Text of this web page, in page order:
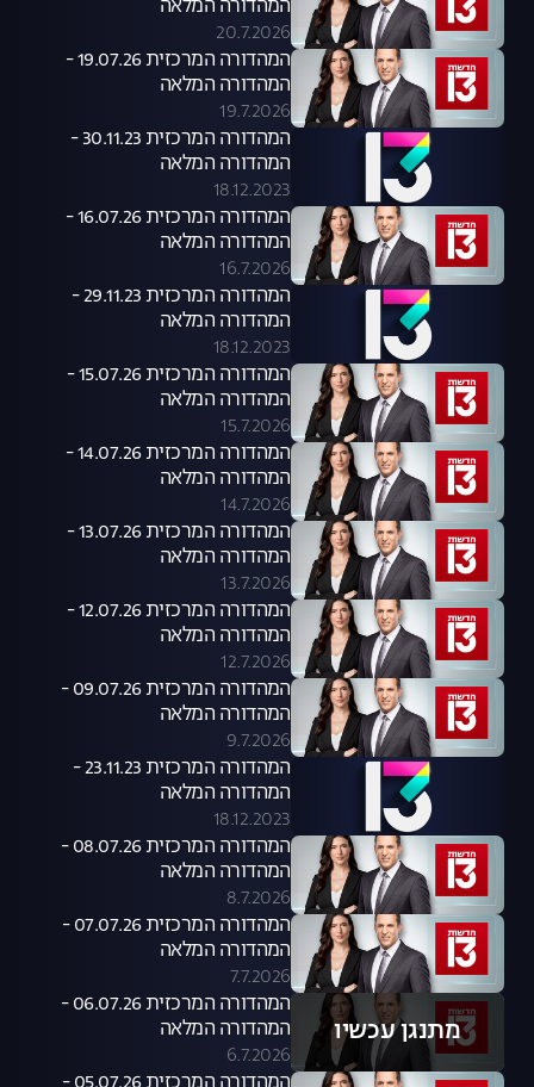
המהדורה המלאה
20.7.2026
המהדורה המרכזית 19.07.26 -
המהדורה המלאה
19.7.2026
המהדורה המרכזית 30.11.23 -
המהדורה המלאה
18.12.2023
המהדורה המרכזית 16.07.26 -
המהדורה המלאה
16.7.2026
המהדורה המרכזית 29.11.23 -
המהדורה המלאה
18.12.2023
המהדורה המרכזית 15.07.26 -
המהדורה המלאה
15.7.2026
המהדורה המרכזית 14.07.26 -
המהדורה המלאה
14.7.2026
המהדורה המרכזית 13.07.26 -
המהדורה המלאה
13.7.2026
המהדורה המרכזית 12.07.26 -
המהדורה המלאה
12.7.2026
המהדורה המרכזית 09.07.26 -
המהדורה המלאה
9.7.2026
המהדורה המרכזית 23.11.23 -
המהדורה המלאה
18.12.2023
המהדורה המרכזית 08.07.26 -
המהדורה המלאה
8.7.2026
המהדורה המרכזית 07.07.26 -
המהדורה המלאה
7.7.2026
מתנגן עכשיו
המהדורה המרכזית 06.07.26 -
המהדורה המלאה
6.7.2026